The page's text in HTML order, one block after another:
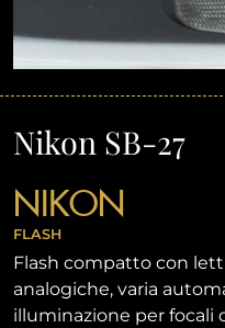
Nikon SB-27
NIKON
FLASH
Flash compatto con
analogiche, varia
illuminazione per focali